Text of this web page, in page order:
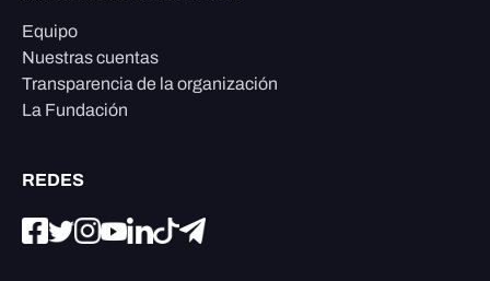
Equipo
Nuestras cuentas
Transparencia de la organización
La Fundación
REDES